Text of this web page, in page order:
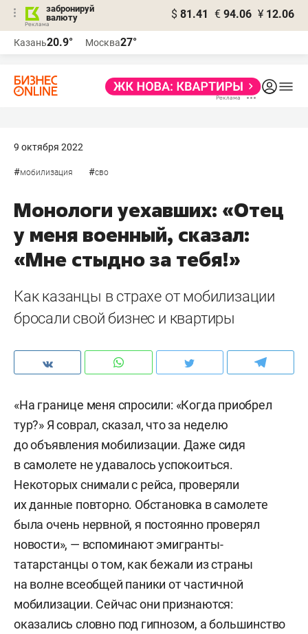
забронируй
валюту
$ 81.41 € 94.06 ¥ 12.06
Казань20.9° Москва27°
9 октября 2022
#мобилизация #сво
Монологи уехавших: «Отец
у меня военный, сказал:
«Мне стыдно за тебя!»
Как казанцы в страхе от мобилизации
бросали свой бизнес и квартиры
«На границе меня спросили: «Когда приобрел
тур?» Я соврал, сказал, что за неделю
до объявления мобилизации. Даже сидя
в самолете не удавалось успокоиться.
Некоторых снимали с рейса, проверяли
их данные повторно. Обстановка в самолете
была очень нервной, я постоянно проверял
новости», — вспоминают эмигранты-
татарстанцы о том, как бежали из страны
на волне всеобщей паники от частичной
мобилизации. Сейчас они признаются:
оказались словно под гипнозом, а большинство